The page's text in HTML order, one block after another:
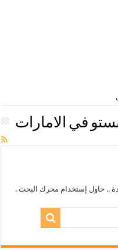
في الامارات
.. حاول إستخدام محرك البحث .